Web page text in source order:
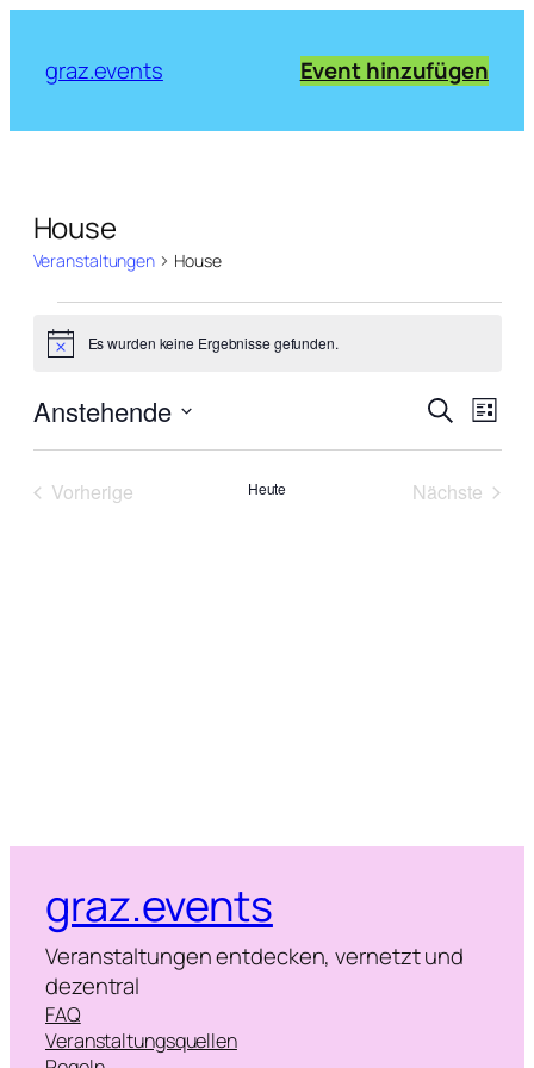
graz.events Event hinzufügen
House
Veranstaltungen House
Veranstaltungen
Notice Es wurden keine Ergebnisse gefunden.
Suche
und
SucheListe
Anstehende
Datum
Vorherige
Heute
Nächste
graz.events
Veranstaltungen entdecken, vernetzt und
dezentral
FAQ
Veranstaltungsquellen